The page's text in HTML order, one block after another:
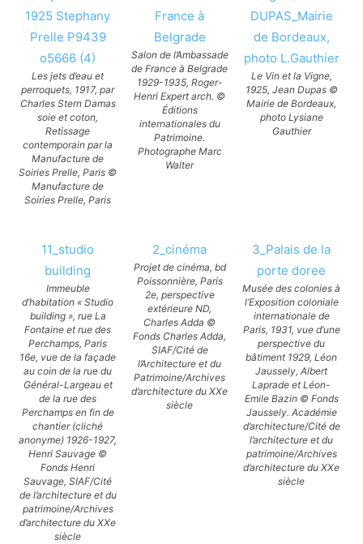
1925 Stephany
Prelle P9439
o5666 (4)
Les jets d’eau et
perroquets, 1917, par
Charles Stern Damas
soie et coton,
Retissage
contemporain par la
Manufacture de
Soiries Prelle, Paris ©
Manufacture de
Soiries Prelle, Paris
France à
Belgrade
Salon de l’Ambassade
de France à Belgrade
1929-1935, Roger-
Henri Expert arch. ©
Éditions
internationales du
Patrimoine.
Photographe Marc
Walter
DUPAS_Mairie
de Bordeaux,
photo L.Gauthier
Le Vin et la Vigne,
1925, Jean Dupas ©
Mairie de Bordeaux,
photo Lysiane
Gauthier
11_studio
building
Immeuble
d’habitation « Studio
building », rue La
Fontaine et rue des
Perchamps, Paris
16e, vue de la façade
au coin de la rue du
Général-Largeau et
de la rue des
Perchamps en fin de
chantier (cliché
anonyme) 1926-1927,
Henri Sauvage ©
Fonds Henri
Sauvage, SIAF/Cité
de l’architecture et du
patrimoine/Archives
d’architecture du XXe
siècle
2_cinéma
Projet de cinéma, bd
Poissonnière, Paris
2e, perspective
extérieure ND,
Charles Adda ©
Fonds Charles Adda,
SIAF/Cité de
l’Architecture et du
Patrimoine/Archives
d’architecture du XXe
siècle
3_Palais de la
porte doree
Musée des colonies à
l’Exposition coloniale
internationale de
Paris, 1931, vue d’une
perspective du
bâtiment 1929, Léon
Jaussely, Albert
Laprade et Léon-
Emile Bazin © Fonds
Jaussely. Académie
d’architecture/Cité de
l’architecture et du
patrimoine/Archives
d’architecture du XXe
siècle